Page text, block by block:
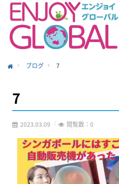
ブログ 7
7
2023.03.09 閲覧数：0